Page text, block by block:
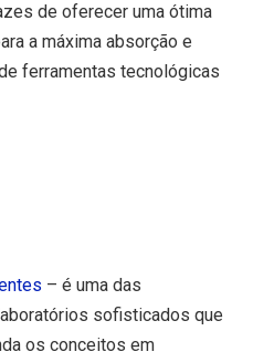
de oferecer uma ótima
a máxima absorção e
ferramentas tecnológicas
– é uma das
sofisticados que
os conceitos em